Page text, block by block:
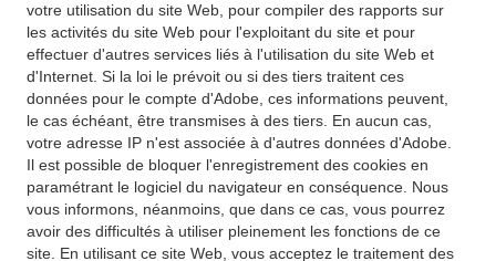
votre utilisation du site Web, pour compiler des rapports sur
les activités du site Web pour l'exploitant du site et pour
effectuer d'autres services liés à l'utilisation du site Web et
d'Internet. Si la loi le prévoit ou si des tiers traitent ces
données pour le compte d'Adobe, ces informations peuvent,
le cas échéant, être transmises à des tiers. En aucun cas,
votre adresse IP n'est associée à d'autres données d'Adobe.
Il est possible de bloquer l'enregistrement des cookies en
paramétrant le logiciel du navigateur en conséquence. Nous
vous informons, néanmoins, que dans ce cas, vous pourrez
avoir des difficultés à utiliser pleinement les fonctions de ce
site. En utilisant ce site Web, vous acceptez le traitement des